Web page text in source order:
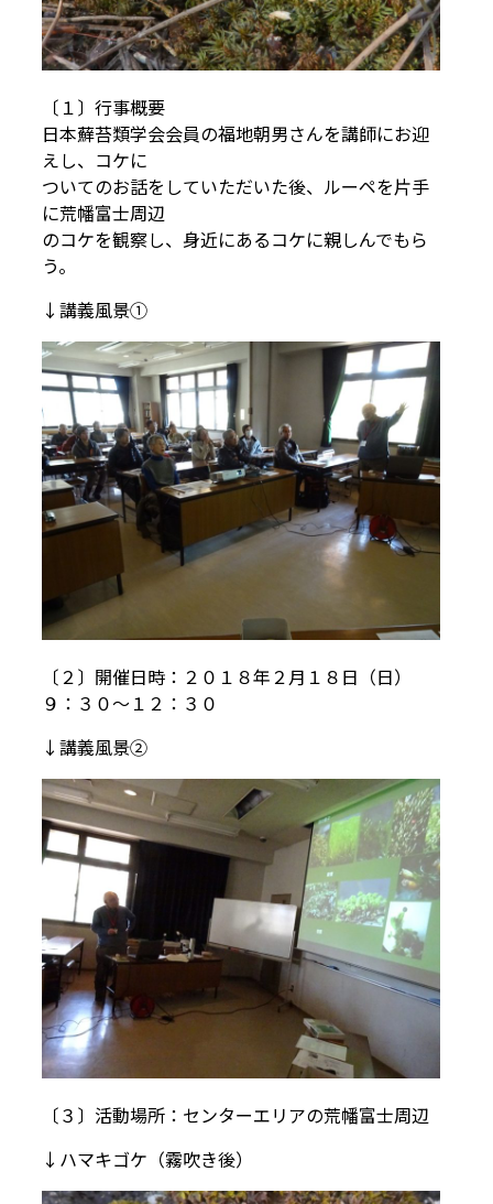
〔１〕行事概要
日本蘚苔類学会会員の福地朝男さんを講師にお迎
えし、コケに
ついてのお話をしていただいた後、ルーペを片手
に荒幡富士周辺
のコケを観察し、身近にあるコケに親しんでもら
う。
↓講義風景①
〔２〕開催日時：２０１８年２月１８日（日）
９：３０～１２：３０
↓講義風景②
〔３〕活動場所：センターエリアの荒幡富士周辺
↓ハマキゴケ（霧吹き後）